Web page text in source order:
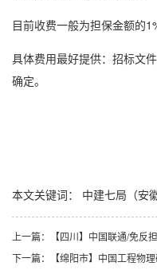
目前收费一般为担保金额的
具体费用最好提供：招标文
确定。
本文关键词： 中建七局（安
上一篇：
【四川】中国联通/免反
下一篇：
【绵阳市】中国工程物